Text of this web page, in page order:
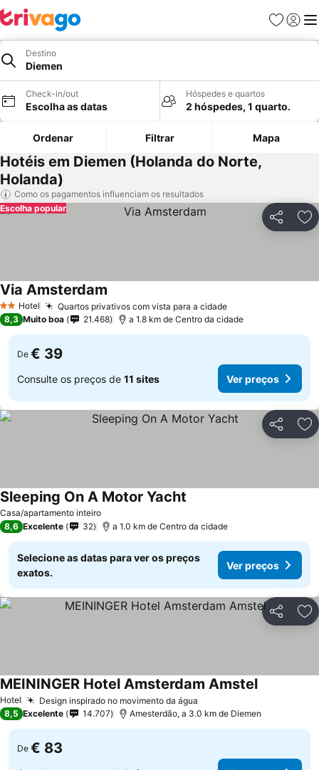
Favoritos
Iniciar
Destino
Diemen
Check-in/out
Escolha as datas
Hóspedes e quartos
2 hóspedes, 1 quarto.
Ordenar Filtrar Mapa
Hotéis em Diemen (Holanda do Norte,
Holanda)
Como os pagamentos influenciam os resultados
Partilhar
Escolha popular
2 Estrelas
Hotel Quartos privativos com vista para a cidade
Via Amsterdam
8,3 Muito boa 21.468 a 1.8 km de Centro da cidade
De € 39
Consulte os preços de 11 sites Ver preços
Partilhar
Casa/apartamento inteiro
Sleeping On A Motor Yacht
8,6 Excelente 32 a 1.0 km de Centro da cidade
Selecione as datas para ver os preços
exatos.
Ver preços
Partilhar
Hotel Design inspirado no movimento da água
MEININGER Hotel Amsterdam Amstel
8,5 Excelente 14.707 Amesterdão, a 3.0 km de Diemen
De € 83